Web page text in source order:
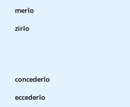
merlo
zirlo
concederlo
eccederlo